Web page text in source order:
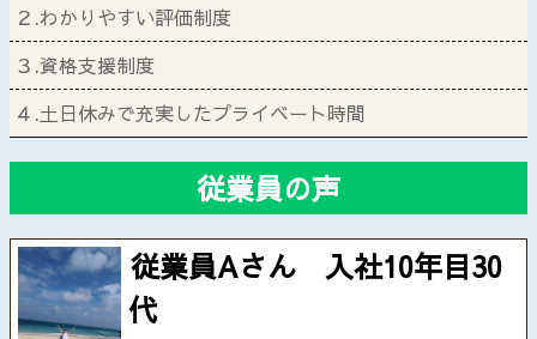
２.わかりやすい評価制度
３.資格支援制度
４.土日休みで充実したプライベート時間
従業員の声
従業員Aさん 入社10年目30
代